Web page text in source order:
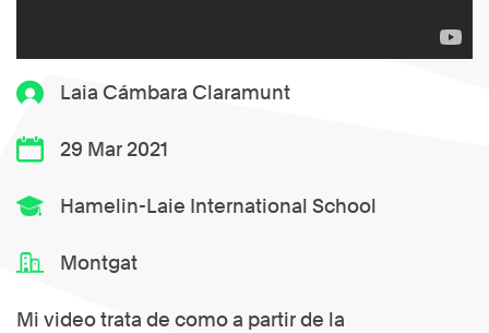
Laia Cámbara Claramunt
29 Mar 2021
Hamelin-Laie International School
Montgat
Mi video trata de como a partir de la